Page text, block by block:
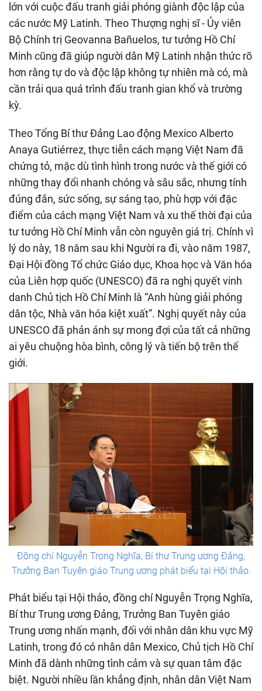
lớn với cuộc đấu tranh giải phóng giành độc lập của
các nước Mỹ Latinh. Theo Thượng nghị sĩ - Ủy viên
Bộ Chính trị Geovanna Bañuelos, tư tưởng Hồ Chí
Minh cũng đã giúp người dân Mỹ Latinh nhận thức rõ
hơn rằng tự do và độc lập không tự nhiên mà có, mà
cần trải qua quá trình đấu tranh gian khổ và trường
kỳ.
Theo Tổng Bí thư Đảng Lao động Mexico Alberto
Anaya Gutiérrez, thực tiễn cách mạng Việt Nam đã
chứng tỏ, mặc dù tình hình trong nước và thế giới có
những thay đổi nhanh chóng và sâu sắc, nhưng tính
đúng đắn, sức sống, sự sáng tạo, phù hợp với đặc
điểm của cách mạng Việt Nam và xu thế thời đại của
tư tưởng Hồ Chí Minh vẫn còn nguyên giá trị. Chính vì
lý do này, 18 năm sau khi Người ra đi, vào năm 1987,
Đại Hội đồng Tổ chức Giáo dục, Khoa học và Văn hóa
của Liên hợp quốc (UNESCO) đã ra nghị quyết vinh
danh Chủ tịch Hồ Chí Minh là “Anh hùng giải phóng
dân tộc, Nhà văn hóa kiệt xuất”. Nghị quyết này của
UNESCO đã phản ánh sự mong đợi của tất cả những
ai yêu chuộng hòa bình, công lý và tiến bộ trên thế
giới.
Đồng chí Nguyễn Trọng Nghĩa, Bí thư Trung ương Đảng,
Trưởng Ban Tuyên giáo Trung ương phát biểu tại Hội thảo.
Phát biểu tại Hội thảo, đồng chí Nguyễn Trọng Nghĩa,
Bí thư Trung ương Đảng, Trưởng Ban Tuyên giáo
Trung ương nhấn mạnh, đối với nhân dân khu vực Mỹ
Latinh, trong đó có nhân dân Mexico, Chủ tịch Hồ Chí
Minh đã dành những tình cảm và sự quan tâm đặc
biệt. Người nhiều lần khẳng định, nhân dân Việt Nam